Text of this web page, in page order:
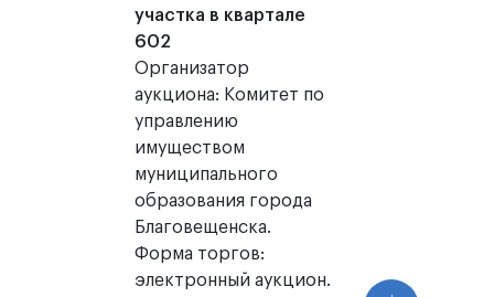
участка в квартале
602
Организатор
аукциона: Комитет по
управлению
имуществом
муниципального
образования города
Благовещенска.
Форма торгов:
электронный аукцион.